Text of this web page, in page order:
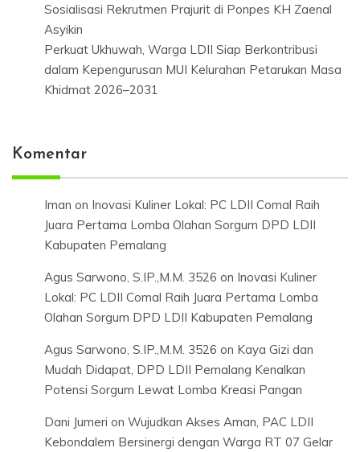
Sosialisasi Rekrutmen Prajurit di Ponpes KH Zaenal
Asyikin
Perkuat Ukhuwah, Warga LDII Siap Berkontribusi
dalam Kepengurusan MUI Kelurahan Petarukan Masa
Khidmat 2026–2031
Komentar
Iman on Inovasi Kuliner Lokal: PC LDII Comal Raih
Juara Pertama Lomba Olahan Sorgum DPD LDII
Kabupaten Pemalang
Agus Sarwono, S.IP.,M.M. 3526 on Inovasi Kuliner
Lokal: PC LDII Comal Raih Juara Pertama Lomba
Olahan Sorgum DPD LDII Kabupaten Pemalang
Agus Sarwono, S.IP.,M.M. 3526 on Kaya Gizi dan
Mudah Didapat, DPD LDII Pemalang Kenalkan
Potensi Sorgum Lewat Lomba Kreasi Pangan
Dani Jumeri on Wujudkan Akses Aman, PAC LDII
Kebondalem Bersinergi dengan Warga RT 07 Gelar